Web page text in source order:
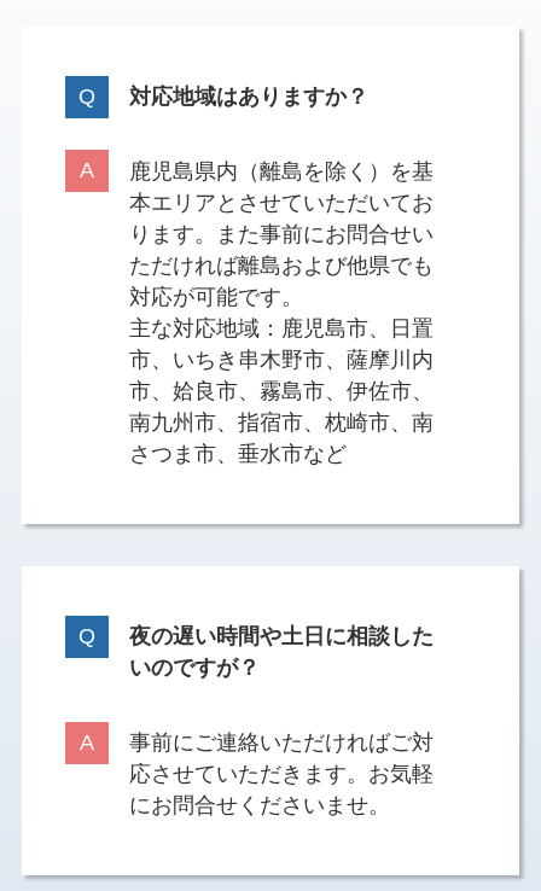
対応地域はありますか？
鹿児島県内（離島を除く）を基
本エリアとさせていただいてお
ります。また事前にお問合せい
ただければ離島および他県でも
対応が可能です。
主な対応地域：鹿児島市、日置
市、いちき串木野市、薩摩川内
市、姶良市、霧島市、伊佐市、
南九州市、指宿市、枕崎市、南
さつま市、垂水市など
夜の遅い時間や土日に相談した
いのですが？
事前にご連絡いただければご対
応させていただきます。お気軽
にお問合せくださいませ。